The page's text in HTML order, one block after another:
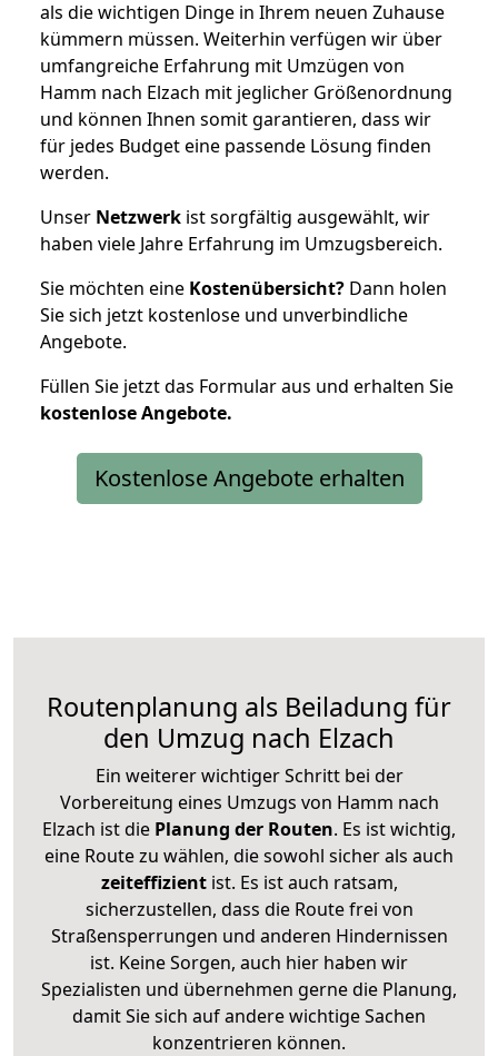
als die wichtigen Dinge in Ihrem neuen Zuhause
kümmern müssen. Weiterhin verfügen wir über
umfangreiche Erfahrung mit Umzügen von
Hamm nach Elzach mit jeglicher Größenordnung
und können Ihnen somit garantieren, dass wir
für jedes Budget eine passende Lösung finden
werden.
Unser Netzwerk ist sorgfältig ausgewählt, wir
haben viele Jahre Erfahrung im Umzugsbereich.
Sie möchten eine Kostenübersicht? Dann holen
Sie sich jetzt kostenlose und unverbindliche
Angebote.
Füllen Sie jetzt das Formular aus und erhalten Sie
kostenloseAngebote.
Kostenlose Angebote erhalten
Routenplanung als Beiladung für
den Umzug nach Elzach
Ein weiterer wichtiger Schritt bei der
Vorbereitung eines Umzugs von Hamm nach
Elzach ist die Planung der Routen. Es ist wichtig,
eine Route zu wählen, die sowohl sicher als auch
zeiteffizientist. Es ist auch ratsam,
sicherzustellen, dass die Route frei von
Straßensperrungen und anderen Hindernissen
ist. Keine Sorgen, auch hier haben wir
Spezialisten und übernehmen gerne die Planung,
damit Sie sich auf andere wichtige Sachen
konzentrieren können.